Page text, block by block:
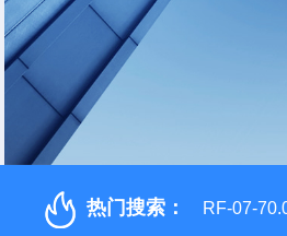
热门搜索： RF-07-